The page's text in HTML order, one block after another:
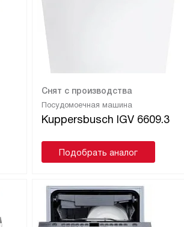
Посудомоечная машина
Kuppersbusch IGV 6609.3
Снят с производства
Подобрать аналог